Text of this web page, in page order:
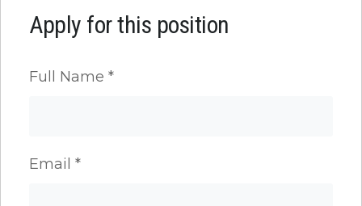
Apply for this position
Full Name *
Email *